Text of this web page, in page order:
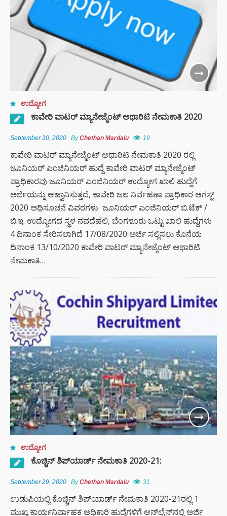
ಉದ್ಯೋಗ
ಕಾವೇರಿ ವಾಟರ್ ಮ್ಯಾನೇಜ್ಮೆಂಟ್ ಅಥಾರಿಟಿ ನೇಮಕಾತಿ 2020
September 30, 2020 ByChethan Mardalu 19
ಕಾವೇರಿ ವಾಟರ್ ಮ್ಯಾನೇಜ್ಮೆಂಟ್ ಅಥಾರಿಟಿ ನೇಮಕಾತಿ 2020 ರಲ್ಲಿ
ಜೂನಿಯರ್ ಎಂಜಿನಿಯರ್ ಹುದ್ದೆ ಕಾವೇರಿ ವಾಟರ್ ಮ್ಯಾನೇಜ್ಮೆಂಟ್
ಪ್ರಾಧಿಕಾರವು ಜೂನಿಯರ್ ಎಂಜಿನಿಯರ್ ಉದ್ಯೋಗ ಖಾಲಿ ಹುದ್ದೆಗೆ
ಅರ್ಜಿಯನ್ನು ಆಹ್ವಾನಿಸುತ್ತದೆ, ಕಾವೇರಿ ಜಲ ನಿರ್ವಹಣಾ ಪ್ರಾಧಿಕಾರ ಆಗಸ್ಟ್
2020 ಅಧಿಸೂಚನೆ ವಿವರಗಳು ಜೂನಿಯರ್ ಎಂಜಿನಿಯರ್ ಬಿ.ಟೆಕ್ /
ಬಿ.ಇ. ಉದ್ಯೋಗದ ಸ್ಥಳ ನವದೆಹಲಿ, ಬೆಂಗಳೂರು ಒಟ್ಟು ಖಾಲಿ ಹುದ್ದೆಗಳು
4 ದಿನಾಂಕ ಸೇರಿಸಲಾಗಿದೆ 17/08/2020 ಅರ್ಜಿ ಸಲ್ಲಿಸಲು ಕೊನೆಯ
ದಿನಾಂಕ 13/10/2020 ಕಾವೇರಿ ವಾಟರ್ ಮ್ಯಾನೇಜ್ಮೆಂಟ್ ಅಥಾರಿಟಿ
ನೇಮಕಾತಿ…
ಉದ್ಯೋಗ
ಕೊಚ್ಚಿನ್ ಶಿಪ್‌ಯಾರ್ಡ್ ನೇಮಕಾತಿ 2020-21:
September 29, 2020 ByChethan Mardalu 31
ಉಡುಪಿಯಲ್ಲಿ ಕೊಚ್ಚಿನ್ ಶಿಪ್‌ಯಾರ್ಡ್ ನೇಮಕಾತಿ 2020-21ರಲ್ಲಿ 1
ಮುಖ್ಯ ಕಾರ್ಯನಿರ್ವಾಹಕ ಅಧಿಕಾರಿ ಹುದ್ದೆಗಳಿಗೆ ಆನ್‌ಲೈನ್‌ನಲ್ಲಿ ಅರ್ಜಿ